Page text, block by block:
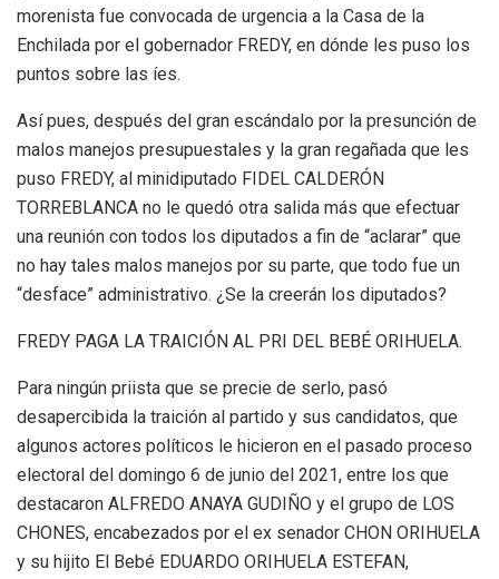
morenista fue convocada de urgencia a la Casa de la
Enchilada por el gobernador FREDY, en dónde les puso los
puntos sobre las íes.
Así pues, después del gran escándalo por la presunción de
malos manejos presupuestales y la gran regañada que les
puso FREDY, al minidiputado FIDEL CALDERÓN
TORREBLANCA no le quedó otra salida más que efectuar
una reunión con todos los diputados a fin de “aclarar” que
no hay tales malos manejos por su parte, que todo fue un
“desface” administrativo. ¿Se la creerán los diputados?
FREDY PAGA LA TRAICIÓN AL PRI DEL BEBÉ ORIHUELA.
Para ningún priista que se precie de serlo, pasó
desapercibida la traición al partido y sus candidatos, que
algunos actores políticos le hicieron en el pasado proceso
electoral del domingo 6 de junio del 2021, entre los que
destacaron ALFREDO ANAYA GUDIÑO y el grupo de LOS
CHONES, encabezados por el ex senador CHON ORIHUELA
y su hijito El Bebé EDUARDO ORIHUELA ESTEFAN,